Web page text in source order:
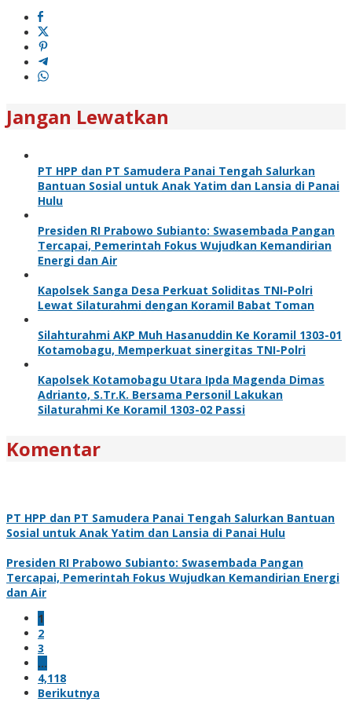
Jangan Lewatkan
PT HPP dan PT Samudera Panai Tengah Salurkan
Bantuan Sosial untuk Anak Yatim dan Lansia di Panai
Hulu
Presiden RI Prabowo Subianto: Swasembada Pangan
Tercapai, Pemerintah Fokus Wujudkan Kemandirian
Energi dan Air
Kapolsek Sanga Desa Perkuat Soliditas TNI-Polri
Lewat Silaturahmi dengan Koramil Babat Toman
Silahturahmi AKP Muh Hasanuddin Ke Koramil 1303-01
Kotamobagu, Memperkuat sinergitas TNI-Polri
Kapolsek Kotamobagu Utara Ipda Magenda Dimas
Adrianto, S.Tr.K. Bersama Personil Lakukan
Silaturahmi Ke Koramil 1303-02 Passi
Komentar
PT HPP dan PT Samudera Panai Tengah Salurkan Bantuan
Sosial untuk Anak Yatim dan Lansia di Panai Hulu
Presiden RI Prabowo Subianto: Swasembada Pangan
Tercapai, Pemerintah Fokus Wujudkan Kemandirian Energi
dan Air
1
2
3
…
4,118
Berikutnya